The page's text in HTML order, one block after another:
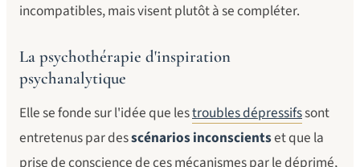
incompatibles, mais visent plutôt à se compléter.
La psychothérapie d'inspiration
psychanalytique
Elle se fonde sur l'idée que lestroubles dépressifssont
entretenus par desscénarios inconscientset que la
prise de conscience de ces mécanismes par le déprimé,